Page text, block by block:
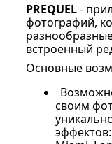
PREQUEL-
фотографий,
встроенный
Основные
своим